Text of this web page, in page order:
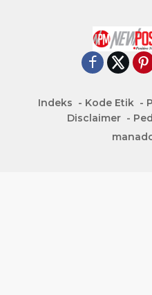
Indeks Kode Etik
Disclaimer